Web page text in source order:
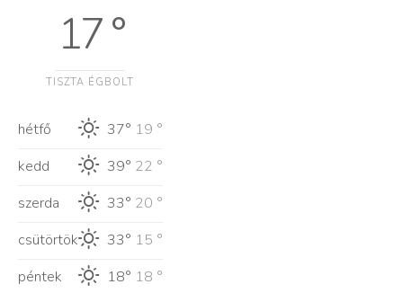
17 °
TISZTA ÉGBOLT
hétfő 37° 19 °
kedd
39° 22 °
szerda
33° 20 °
csütörtök
33° 15 °
péntek
18° 18 °